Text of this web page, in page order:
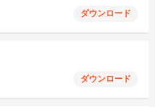
ダウンロード
ダウンロード